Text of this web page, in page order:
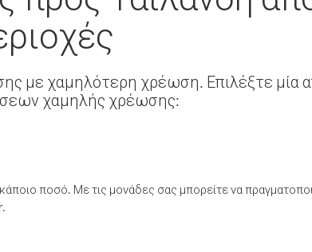
με χαμηλότερη χρέωση. Επιλέξτε μία
χαμηλής χρέωσης:
ποσό. Με τις μονάδες σας μπορείτε να